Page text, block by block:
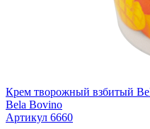
Крем творожный взбитый
Bela Bovino
Артикул 6660